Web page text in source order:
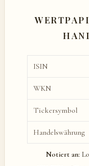
ISIN
WKN
Tickersymbol
Handelswährung
Notiert an: